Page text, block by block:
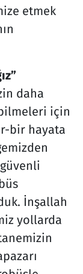
etmek
daha
için
bir hayata
İnşallah
yollarda